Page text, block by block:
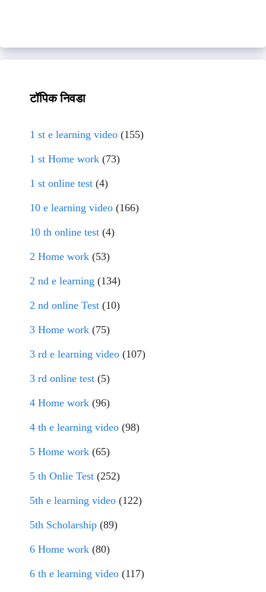
टॉपिक निवडा
1 st e learning video (155)
1 st Home work (73)
1 st online test (4)
10 e learning video (166)
10 th online test (4)
2 Home work (53)
2 nd e learning (134)
2 nd online Test (10)
3 Home work (75)
3 rd e learning video (107)
3 rd online test (5)
4 Home work (96)
4 th e learning video (98)
5 Home work (65)
5 th Onlie Test (252)
5th e learning video (122)
5th Scholarship (89)
6 Home work (80)
6 th e learning video (117)